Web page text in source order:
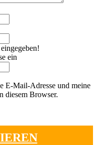
ein
E-Mail-Adresse und meine
diesem Browser.